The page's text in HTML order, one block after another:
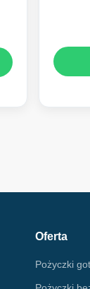
Oferta
Pożyczki